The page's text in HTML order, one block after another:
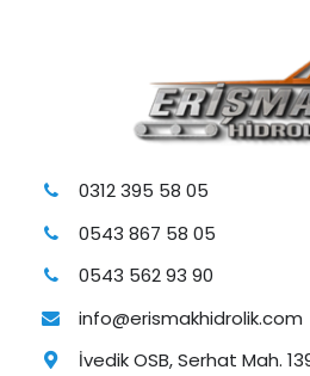
0312 395 58 05
0543 867 58 05
0543 562 93 90
info@erismakhidrolik.com
İvedik OSB, Serhat Mah.